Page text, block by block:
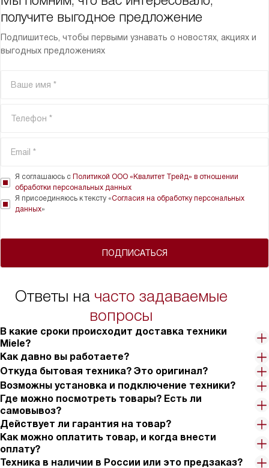
получите выгодное предложение
Подпишитесь, чтобы первыми узнавать о новостях, акциях и
выгодных предложениях
ПОДПИСАТЬСЯ
Я соглашаюсь с Политикой ООО «Квалитет Трейд» в отношении
обработки персональных данных
Я присоединяюсь к тексту «Согласия на обработку персональных
данных»
Ответы на часто задаваемые
вопросы
В какие сроки происходит доставка техники
Miele?
Как давно вы работаете?
Откуда бытовая техника? Это оригинал?
Возможны установка и подключение техники?
Где можно посмотреть товары? Есть ли
самовывоз?
Действует ли гарантия на товар?
Как можно оплатить товар, и когда внести
оплату?
Техника в наличии в России или это предзаказ?